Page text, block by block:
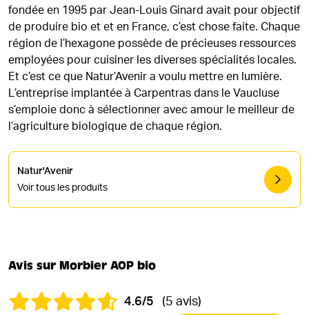
fondée en 1995 par Jean-Louis Ginard avait pour objectif
de produire bio et et en France, c’est chose faite. Chaque
région de l’hexagone possède de précieuses ressources
employées pour cuisiner les diverses spécialités locales.
Et c’est ce que Natur’Avenir a voulu mettre en lumière.
L’entreprise implantée à Carpentras dans le Vaucluse
s’emploie donc à sélectionner avec amour le meilleur de
l’agriculture biologique de chaque région.
Natur'Avenir
Voir tous les produits
Avis sur Morbier AOP bio
4.6/5 (5 avis)